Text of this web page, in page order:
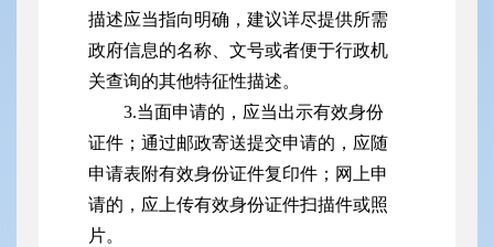
描述应当指向明确，建议详尽提供所需
政府信息的名称、文号或者便于行政机
关查询的其他特征性描述。
3.当面申请的，应当出示有效身份
证件；通过邮政寄送提交申请的，应随
申请表附有效身份证件复印件；网上申
请的，应上传有效身份证件扫描件或照
片。